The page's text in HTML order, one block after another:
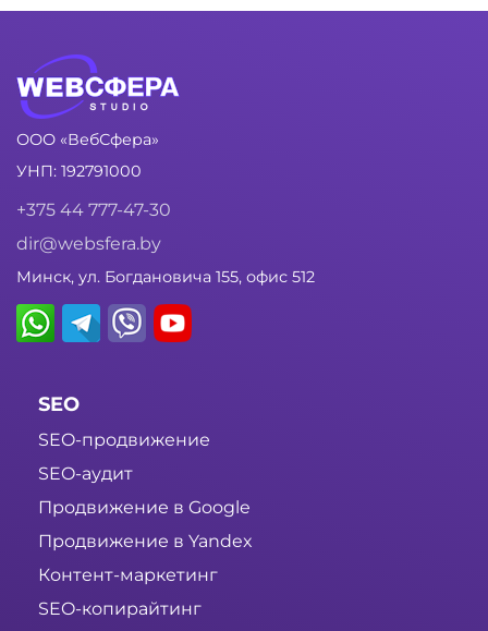
ООО «ВебСфера»
УНП: 192791000
+375 44 777-47-30
dir@websfera.by
Минск, ул. Богдановича 155, офис 512
SEO
SEO-продвижение
SEO-аудит
Продвижение в Google
Продвижение в Yandex
Контент-маркетинг
SEO-копирайтинг